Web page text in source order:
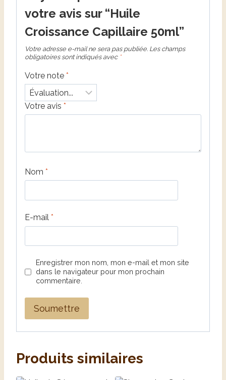
votre avis sur “Huile
Croissance Capillaire 50ml”
Votre adresse e-mail ne sera pas publiée. Les champs
obligatoires sont indiqués avec *
Votre note *
Votre avis *
Nom *
E-mail *
Enregistrer mon nom, mon e-mail et mon site
dans le navigateur pour mon prochain
commentaire.
Produits similaires